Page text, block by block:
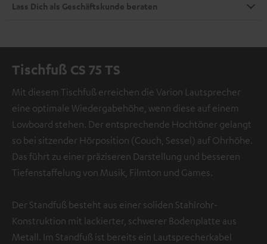
Lass Dich als Geschäftskunde beraten
Tischfuß CS 75 TS
Mit diesem Tischfuß erreichen die Varion Lautsprecher
eine optimale Wiedergabehöhe, wenn diese auf einem
Lowboard stehen. Der entsprechende Hochtöner gelangt
so bei sitzender Hörposition (Couch, Sessel) auf Ohrhöhe.
Das führt zu einer präziseren Darstellung und besseren
Tiefenstaffelung von Musik, Filmton und Games.
Der Standfuß besteht aus einer soliden Stahlrohr-
Konstruktion mit lackierter, schwerer Bodenplatte aus
Metall. Im Standfuß ist bereits ein Lautsprecherkabel